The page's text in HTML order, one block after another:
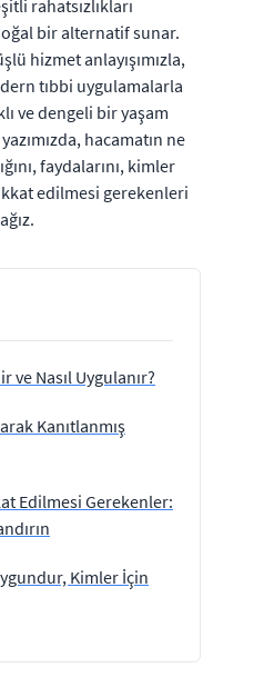
rahatsızlıkları
bir alternatif sunar.
hizmet anlayışımızla,
tıbbi uygulamalarla
ve dengeli bir yaşam
hacamatın ne
faydalarını, kimler
edilmesi gerekenleri
ve Nasıl Uygulanır?
Kanıtlanmış
Edilmesi Gerekenler:
Kimler İçin